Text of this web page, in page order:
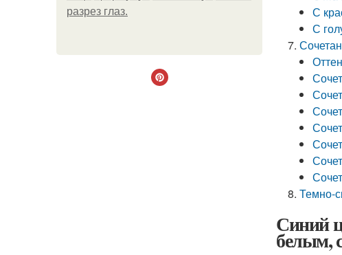
разрез глаз.
С
С
Темно-
Синий
белым,